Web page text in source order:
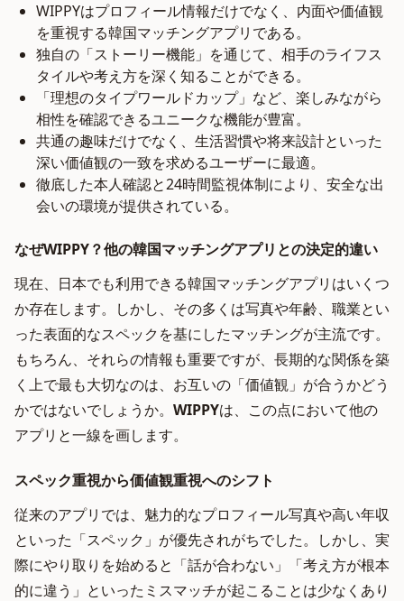
WIPPYはプロフィール情報だけでなく、内面や価値観
を重視する韓国マッチングアプリである。
独自の「ストーリー機能」を通じて、相手のライフス
タイルや考え方を深く知ることができる。
「理想のタイプワールドカップ」など、楽しみながら
相性を確認できるユニークな機能が豊富。
共通の趣味だけでなく、生活習慣や将来設計といった
深い価値観の一致を求めるユーザーに最適。
徹底した本人確認と24時間監視体制により、安全な出
会いの環境が提供されている。
なぜWIPPY？他の韓国マッチングアプリとの決定的違い
現在、日本でも利用できる韓国マッチングアプリはいくつ
か存在します。しかし、その多くは写真や年齢、職業とい
った表面的なスペックを基にしたマッチングが主流です。
もちろん、それらの情報も重要ですが、長期的な関係を築
く上で最も大切なのは、お互いの「価値観」が合うかどう
かではないでしょうか。 WIPPYは、この点において他の
アプリと一線を画します。
スペック重視から価値観重視へのシフト
従来のアプリでは、魅力的なプロフィール写真や高い年収
といった「スペック」が優先されがちでした。しかし、実
際にやり取りを始めると「話が合わない」「考え方が根本
的に違う」といったミスマッチが起こることは少なくあり